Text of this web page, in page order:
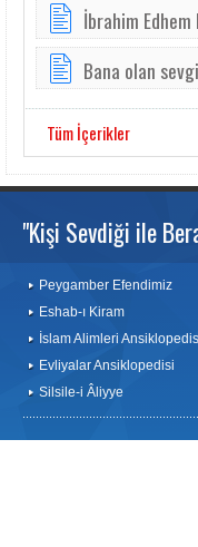
İbrahim
Bana olan
Tüm İçerikler
"Kişi Sevdiği ile
Peygamber Efendimiz
Eshab-ı Kiram
İslam Alimleri
Evliyalar Ansiklopedisi
Silsile-i Âliyye